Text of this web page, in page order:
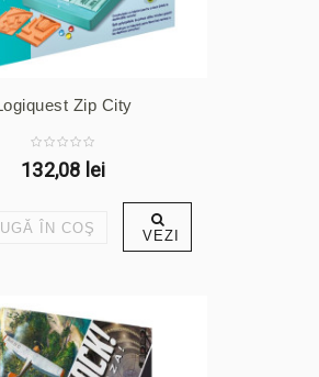
Zip City
132,08 lei
ÎN COŞ VEZI